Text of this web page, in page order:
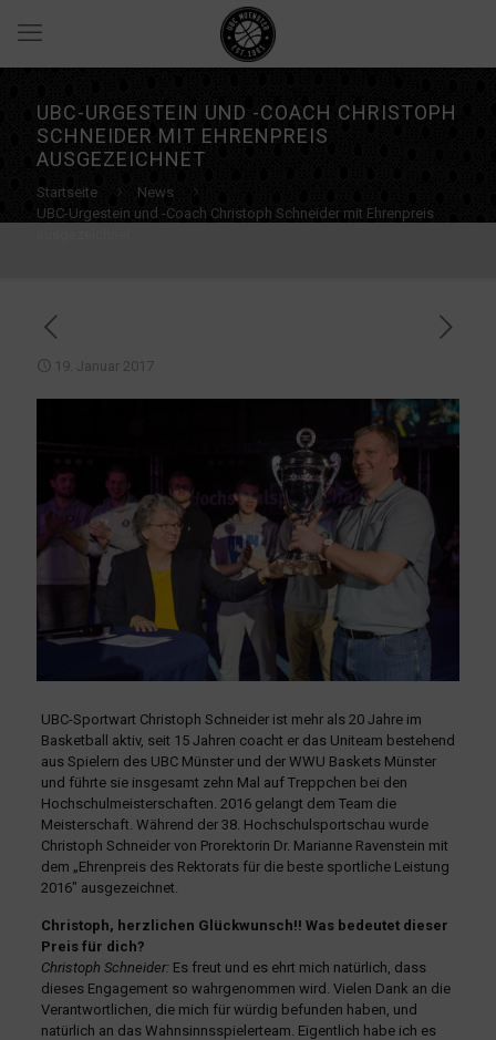
UBC-URGESTEIN UND -COACH CHRISTOPH
SCHNEIDER MIT EHRENPREIS
AUSGEZEICHNET
Startseite
News
UBC-Urgestein und -Coach Christoph Schneider mit Ehrenpreis
19. Januar 2017
UBC-Sportwart Christoph Schneider ist mehr als 20 Jahre im
Basketball aktiv, seit 15 Jahren coacht er das Uniteam bestehend
aus Spielern des UBC Münster und der WWU Baskets Münster
und führte sie insgesamt zehn Mal auf Treppchen bei den
Hochschulmeisterschaften. 2016 gelangt dem Team die
Meisterschaft. Während der 38. Hochschulsportschau wurde
Christoph Schneider von Prorektorin Dr. Marianne Ravenstein mit
dem „Ehrenpreis des Rektorats für die beste sportliche Leistung
2016″ ausgezeichnet.
Christoph, herzlichen Glückwunsch!! Was bedeutet dieser
Preis für dich?
Christoph Schneider:Es freut und es ehrt mich natürlich, dass
dieses Engagement so wahrgenommen wird. Vielen Dank an die
Verantwortlichen, die mich für würdig befunden haben, und
natürlich an das Wahnsinnsspielerteam. Eigentlich habe ich es